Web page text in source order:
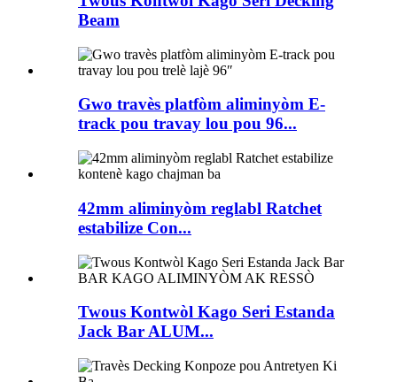
Beam
Gwo travès platfòm aliminyòm E-
track pou travay lou pou 96...
42mm aliminyòm reglabl Ratchet
estabilize Con...
Twous Kontwòl Kago Seri Estanda
Jack Bar ALUM...